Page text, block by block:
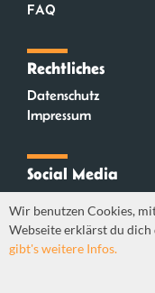
FAQ
Rechtliches
Datenschutz
Impressum
Social Media
Mastodon
Wir benutzen Cookies,
Webseite erklärst du
gibt's weitere Infos.